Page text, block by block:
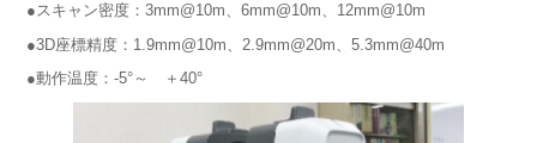
●スキャン密度：3mm@10m、6mm@10m、12mm@10m
●3D座標精度：1.9mm@10m、2.9mm@20m、5.3mm@40m
●動作温度：-5°～ ＋40°